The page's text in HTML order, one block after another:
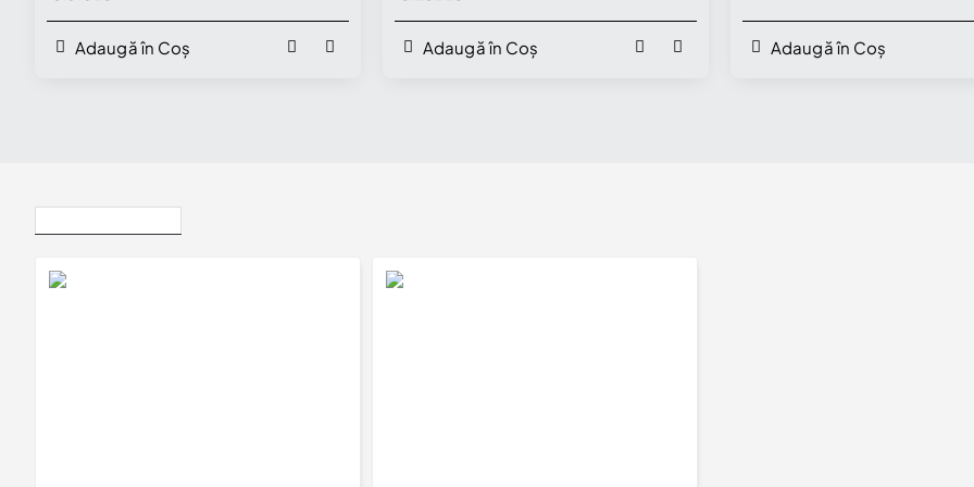
secundare - model i581
Adaugă în Coș
secundare - model i581
Adaugă în Coș Adaugă în Coș